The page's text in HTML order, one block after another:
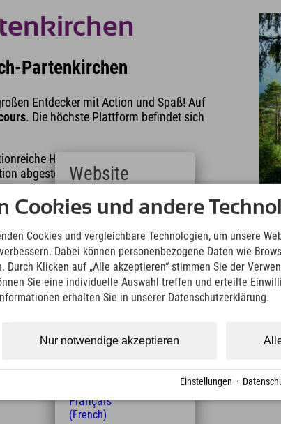
Partenkirchen
Entdecker mit Action und Spaß! Auf
. Die höchste Plattform befindet sich
Herausforderung.
abgestellt werden.
mit einem Flying Fox Flug im Olympia
Cookies und andere
Cookies und vergleichbare Technologien, um unsere
Dabei können personenbezogene Daten wie
Klicken auf „Alle akzeptieren“ stimmen Sie der
Sie eine individuelle Auswahl treffen und erteilte
erhalten Sie in unserer Datenschutzerklärung.
Nur notwendige akzeptieren
Einstellungen ·
Website
Deutsch
(German)
English
(English)
Italiano
(Italian)
Čeština
(Czech)
Magyar
Nederlands
Français
(French)